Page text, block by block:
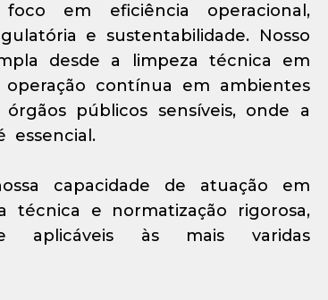
em eficiência operacional,
e sustentabilidade. Nosso
desde a limpeza técnica em
contínua em ambientes
públicos sensíveis, onde a
essencial.
capacidade de atuação em
técnica e normatização rigorosa,
aplicáveis às mais varidas